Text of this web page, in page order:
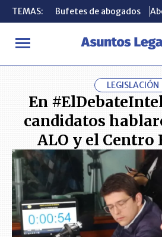
TEMAS: Bufetes de abogados
INICIO ACTUALIDAD En
TEMAS: Bufetes de abogados
LEGISLACIÓN
En
candidatos
ALO y el